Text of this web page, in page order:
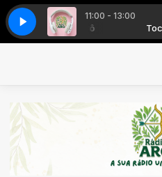
11:00 - 13:00
com Rádio Arô
- Dancin' Days